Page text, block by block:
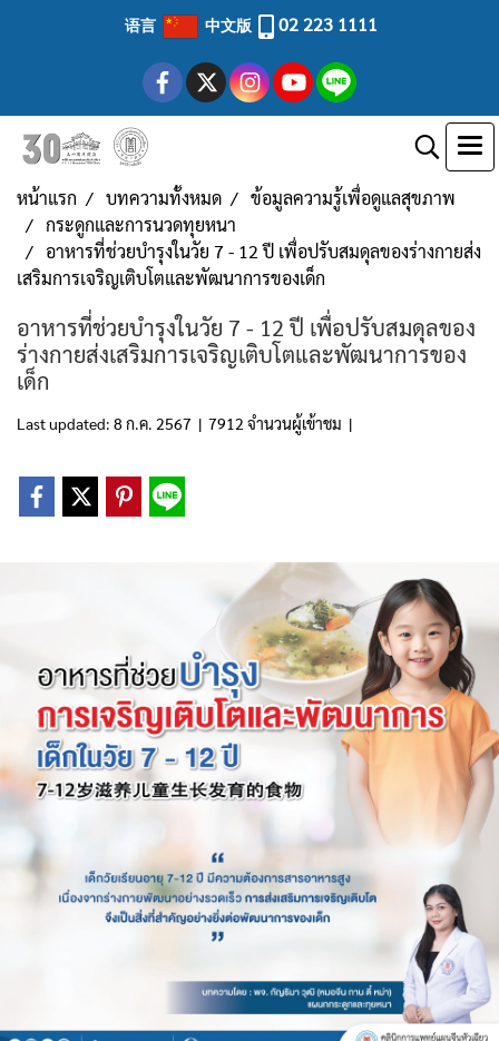
语言 中文版 02 223 1111
หน้าแรก บทความทั้งหมด
ข้อมูลความรู้เพื่อดูแลสุขภาพ
กระดูกและการนวดทุยหนา
อาหารที่ช่วยบำรุงในวัย 7 - 12 ปี เพื่อปรับสมดุลของร่างกายส่ง
เสริมการเจริญเติบโตและพัฒนาการของเด็ก
อาหารที่ช่วยบำรุงในวัย 7 - 12 ปี เพื่อปรับสมดุลของ
ร่างกายส่งเสริมการเจริญเติบโตและพัฒนาการของ
เด็ก
Last updated: 8 ก.ค. 2567 | 7912 จำนวนผู้เข้าชม |